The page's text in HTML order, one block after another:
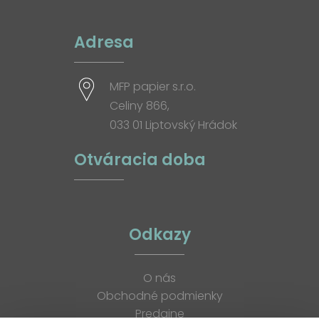
Adresa
MFP papier s.r.o.
Celiny 866,
033 01 Liptovský Hrádok
Otváracia doba
Odkazy
O nás
Obchodné podmienky
Predajne